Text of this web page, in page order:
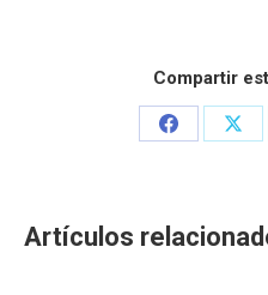
Compartir
Share
Artículos